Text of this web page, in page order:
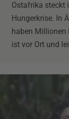
Ostafrika steckt
Hungerkrise. In
haben Millionen
ist vor Ort und